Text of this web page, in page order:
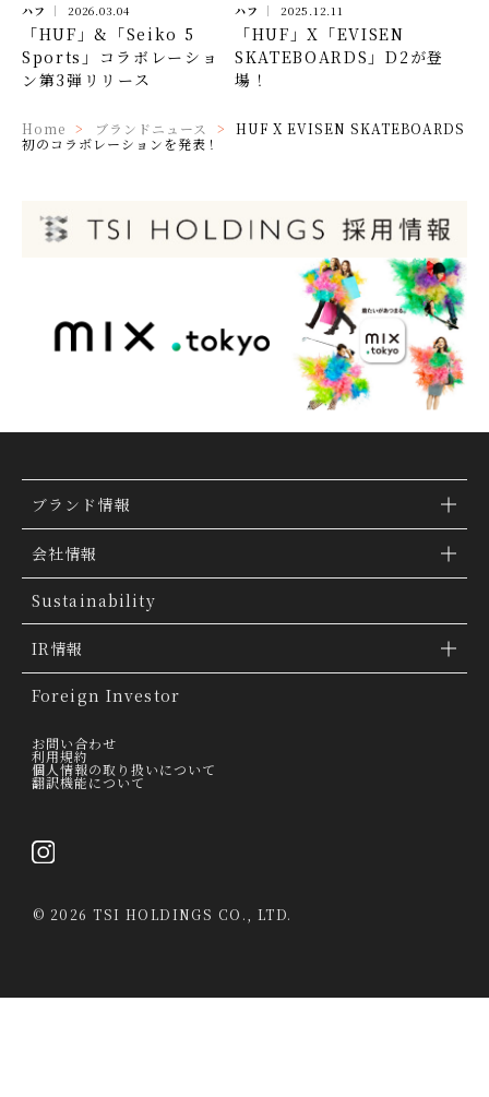
ハフ 2026.03.04
「HUF」&「Seiko 5
Sports」コラボレーショ
ン第3弾リリース
ハフ 2025.12.11
「HUF」X「EVISEN
SKATEBOARDS」D2が登
場！
Home ブランドニュース
HUF X EVISEN SKATEBOARDS
初のコラボレーションを発表！
ブランド情報
ブランド検索
ブランドトピックス
「ファッションの力を信じよう」
THE MOVIE
会社情報
TSI トピックス
会社概要
会社沿革
グループ会社
経営理念
採用情報
Sustainability
IR情報
IR情報
IR トピックス
IRライブラリー
決算説明会資料
Foreign Investor
お問い合わせ
利用規約
個人情報の取り扱いについて
翻訳機能について
© 2026 TSI HOLDINGS CO., LTD.